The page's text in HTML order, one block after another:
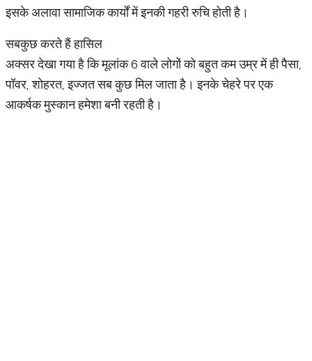
इसके अलावा सामाजिक कार्यों में इनकी गहरी रुचि होती है।
सबकुछ करते हैं हासिल
अक्सर देखा गया है कि मूलांक 6 वाले लोगों को बहुत कम उम्र में ही पैसा,
पॉवर, शोहरत, इज्जत सब कुछ मिल जाता है। इनके चेहरे पर एक
आकर्षक मुस्कान हमेशा बनी रहती है।